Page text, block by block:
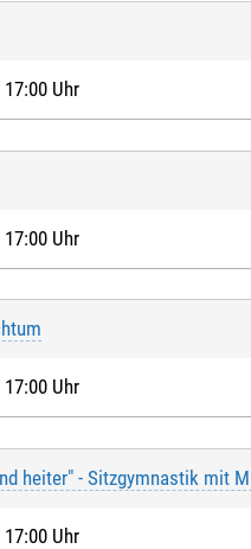
Uhr
Uhr
Uhr
heiter" - Sitzgymnastik mit
Uhr